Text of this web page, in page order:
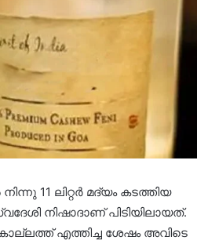
11 ലിറ്റര്‍ മദ്യം കടത്തിയ
നിഷാദാണ് പിടിയിലായത്.
എത്തിച്ച ശേഷം അവിടെ